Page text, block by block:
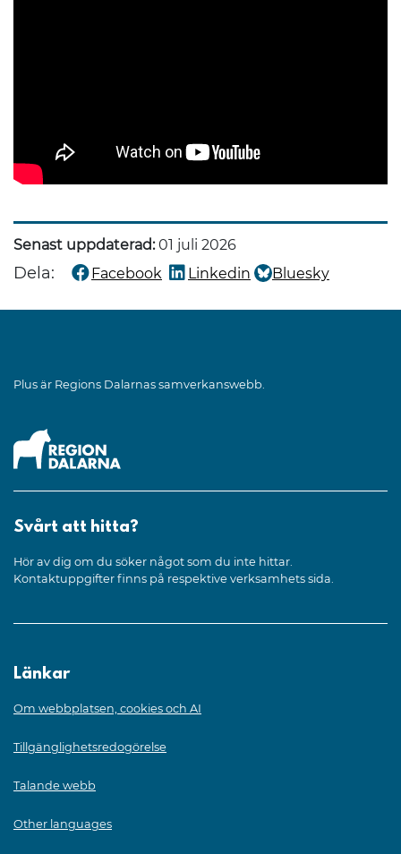
Senast uppdaterad:01 juli 2026
Dela: Dela denna sida på
Facebook
Dela denna sida på
Linkedin
Dela denna sida på
Bluesky
Plus är Regions Dalarnas samverkanswebb.
Svårt att hitta?
Hör av dig om du söker något som du inte hittar.
Kontaktuppgifter finns på respektive verksamhets sida.
Länkar
Om webbplatsen, cookies och AI
Tillgänglighetsredogörelse
Talande webb
Other languages